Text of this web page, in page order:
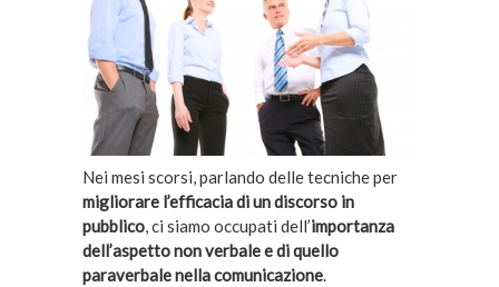
Nei mesi scorsi, parlando delle tecniche per
migliorare l’efficacia di un discorso in
pubblico, ci siamo occupati dell’importanza
dell’aspetto non verbale e di quello
paraverbale nella comunicazione.